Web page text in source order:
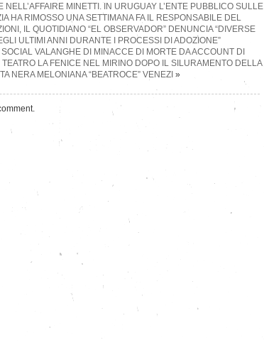
NELL’AFFAIRE MINETTI. IN URUGUAY L’ENTE PUBBLICO SULLE
HA RIMOSSO UNA SETTIMANA FA IL RESPONSABILE DEL
IL QUOTIDIANO “EL OBSERVADOR” DENUNCIA “DIVERSE
ULTIMI ANNI DURANTE I PROCESSI DI ADOZIONE”
VALANGHE DI MINACCE DI MORTE DA ACCOUNT DI
LA FENICE NEL MIRINO DOPO IL SILURAMENTO DELLA
NERA MELONIANA “BEATROCE” VENEZI »